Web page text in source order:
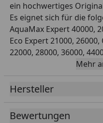
ein hochwertiges
Es eignet sich für die
AquaMax Expert 40000,
Eco Expert 21000,
22000, 28000, 36000,
Expert 36000, 44000,
/ 12 V, Oase AquaMax
Aquarius Eco Expert
reparieren oder zu
Mehr
Hersteller
Bewertungen